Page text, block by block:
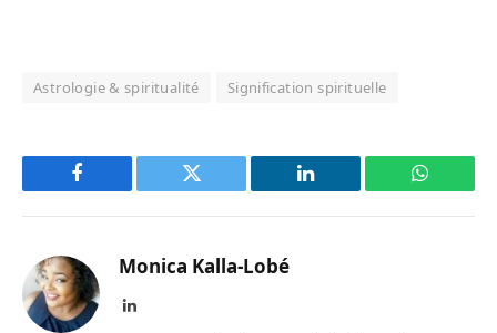
Astrologie & spiritualité Signification spirituelle
Facebook Twitter LinkedIn
Monica Kalla-Lobé
LinkedIn